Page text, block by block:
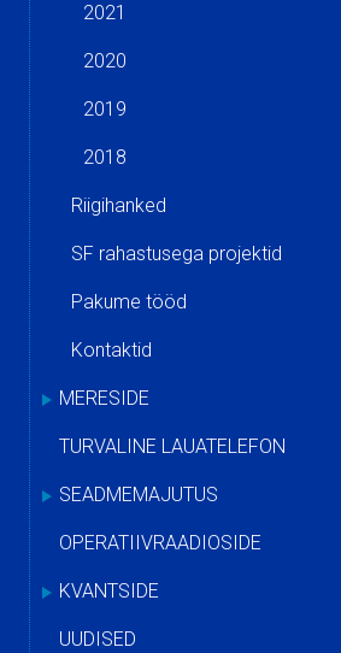
2021
2020
2019
2018
Riigihanked
SF rahastusega projektid
Pakume tööd
Kontaktid
MERESIDE
TURVALINE LAUATELEFON
SEADMEMAJUTUS
OPERATIIVRAADIOSIDE
KVANTSIDE
UUDISED